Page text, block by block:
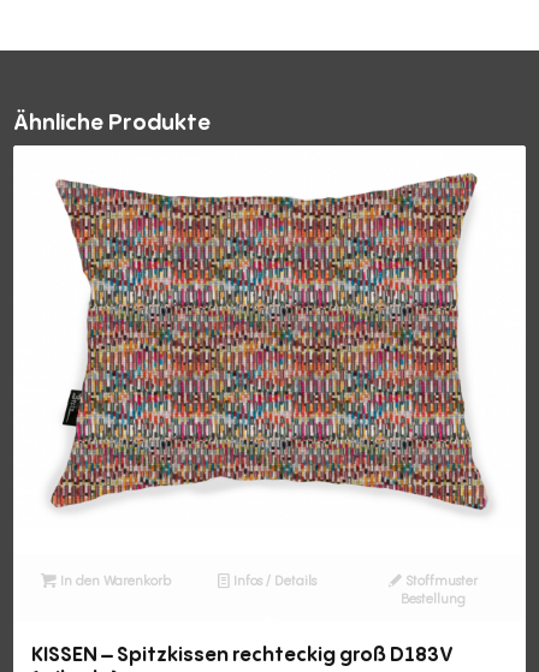
Ähnliche Produkte
In den Warenkorb Infos / Details
Stoffmuster
Bestellung
KISSEN – Spitzkissen rechteckig groß D183V